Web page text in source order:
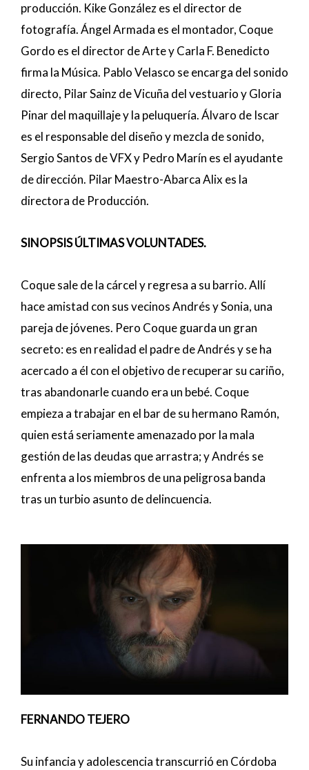
producción. Kike González es el director de
fotografía. Ángel Armada es el montador, Coque
Gordo es el director de Arte y Carla F. Benedicto
firma la Música. Pablo Velasco se encarga del sonido
directo, Pilar Sainz de Vicuña del vestuario y Gloria
Pinar del maquillaje y la peluquería. Álvaro de Iscar
es el responsable del diseño y mezcla de sonido,
Sergio Santos de VFX y Pedro Marín es el ayudante
de dirección. Pilar Maestro-Abarca Alix es la
directora de Producción.
SINOPSIS ÚLTIMAS VOLUNTADES.
Coque sale de la cárcel y regresa a su barrio. Allí
hace amistad con sus vecinos Andrés y Sonia, una
pareja de jóvenes. Pero Coque guarda un gran
secreto: es en realidad el padre de Andrés y se ha
acercado a él con el objetivo de recuperar su cariño,
tras abandonarle cuando era un bebé. Coque
empieza a trabajar en el bar de su hermano Ramón,
quien está seriamente amenazado por la mala
gestión de las deudas que arrastra; y Andrés se
enfrenta a los miembros de una peligrosa banda
tras un turbio asunto de delincuencia.
FERNANDO TEJERO
Su infancia y adolescencia transcurrió en Córdoba